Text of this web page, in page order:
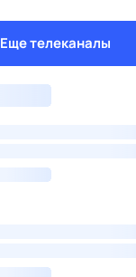
Еще телеканалы